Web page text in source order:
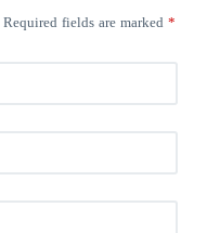
Required fields are marked *